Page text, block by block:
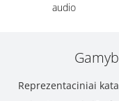
audio
Reprezentaciniai